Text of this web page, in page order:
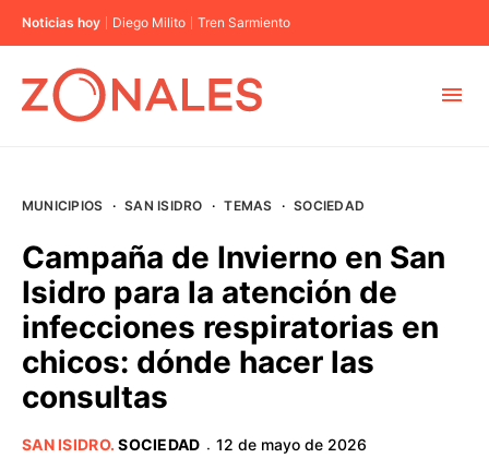
Noticias hoy Diego Milito Tren Sarmiento
BUENOS AIRES
PROVINCIAS
MUNICIPIOS · SAN ISIDRO · TEMAS · SOCIEDAD
Campaña de Invierno en San
Isidro para la atención de
infecciones respiratorias en
chicos: dónde hacer las
consultas
SAN ISIDRO.SOCIEDAD · 12 de mayo de 2026